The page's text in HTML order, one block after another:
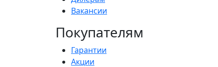
Вакансии
Покупателям
Гарантии
Акции